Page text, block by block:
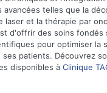
avancées telles que la
laser et la thérapie par
d'offrir des soins fondés
pour optimiser la
patients. Découvrez
disponibles àClinique